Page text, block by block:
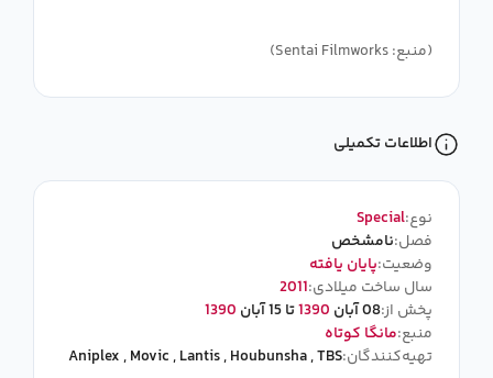
(منبع: Sentai Filmworks)
اطلاعات تکمیلی
نوع:Special
فصل:نامشخص
وضعیت:پایان یافته
سال ساخت میلادی:2011
پخش از:08 آبان 1390تا 15 آبان
1390
منبع:مانگا کوتاه
تهیه‌کنندگان:
Aniplex,Movic,Lantis,Houbunsha,TBS